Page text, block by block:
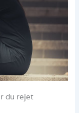
du rejet